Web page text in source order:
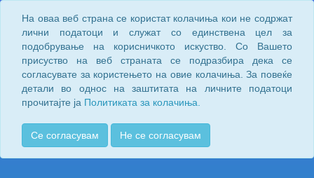
На оваа веб страна се користат колачиња кои не содржат
лични податоци и служат со единствена цел за
подобрување на корисничкото искуство. Со Вашето
присуство на веб страната се подразбира дека се
согласувате за користењето на овие колачиња. За повеќе
детали во однос на заштитата на личните податоци
прочитајте ја Политиката за колачиња.
Се согласувам Не се согласувам